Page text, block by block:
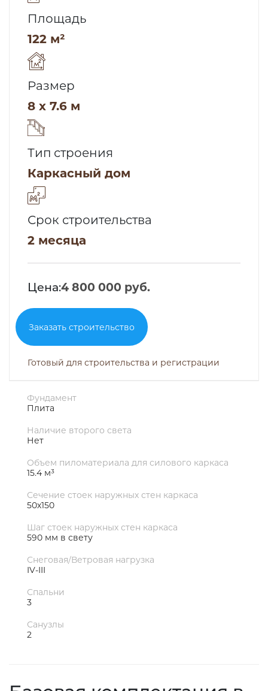
Площадь
122 м²
Размер
8 x 7.6 м
Тип строения
Каркасный дом
Срок строительства
2 месяца
Цена:4 800 000 руб.
Заказать строительство
Готовый для строительства и регистрации
Фундамент
Плита
Наличие второго света
Нет
Объем пиломатериала для силового каркаса
15.4 м³
Сечение стоек наружных стен каркаса
50х150
Шаг стоек наружных стен каркаса
590 мм в свету
Снеговая/Ветровая нагрузка
IV-III
Спальни
3
Санузлы
2